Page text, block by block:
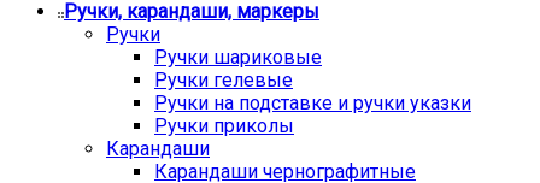
Ручки, карандаши, маркеры
Ручки
Ручки шариковые
Ручки гелевые
Ручки на подставке и ручки указки
Ручки приколы
Карандаши
Карандаши чернографитные